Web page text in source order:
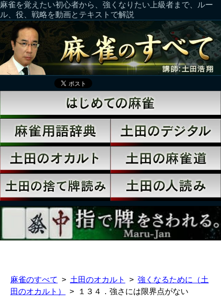
麻雀を覚えたい初心者から、強くなりたい上級者まで、ルー
ル、役、戦略を動画とテキストで解説
麻雀のすべて 土田のオカルト
強くなるために（土
田のオカルト）
１３４．強さには限界点がない